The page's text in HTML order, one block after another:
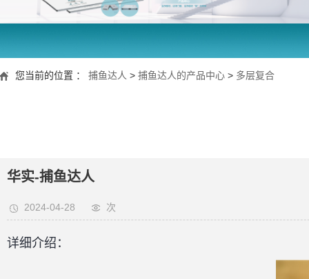
您当前的位置 ： 捕鱼达人 > 捕鱼达人的产品中心 > 多层复合
华实-捕鱼达人
2024-04-28 次
详细介绍：